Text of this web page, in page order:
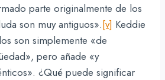
parte originalmente de los
son muy antiguos».[v] Keddie
son simplemente «de
pero añade «y
¿Qué puede significar